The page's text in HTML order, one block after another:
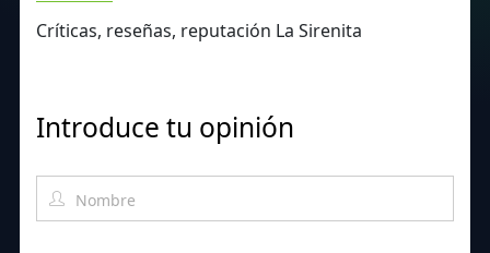
Críticas, reseñas, reputación La Sirenita
Introduce tu opinión